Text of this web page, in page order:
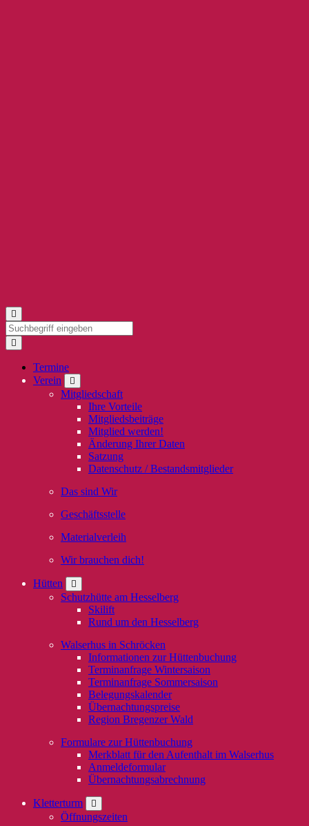
Termine
Verein
Mitgliedschaft
Ihre Vorteile
Mitgliedsbeiträge
Mitglied werden!
Änderung Ihrer Daten
Satzung
Datenschutz / Bestandsmitglieder
Das sind Wir
Geschäftsstelle
Materialverleih
Wir brauchen dich!
Hütten
Schutzhütte am Hesselberg
Skilift
Rund um den Hesselberg
Walserhus in Schröcken
Informationen zur Hüttenbuchung
Terminanfrage Wintersaison
Terminanfrage Sommersaison
Belegungskalender
Übernachtungspreise
Region Bregenzer Wald
Formulare zur Hüttenbuchung
Merkblatt für den Aufenthalt im Walserhus
Anmeldeformular
Übernachtungsabrechnung
Kletterturm
Öffnungszeiten